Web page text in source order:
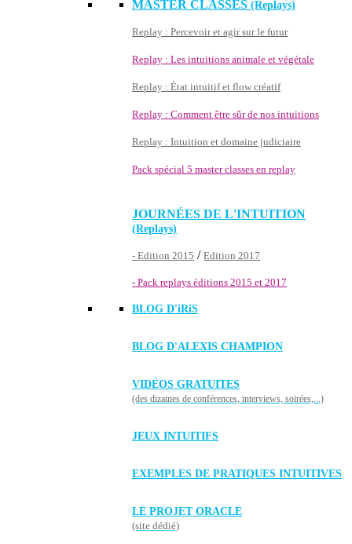
MASTER CLASSES (Replays)
Replay : Percevoir et agir sur le futur
Replay : Les intuitions animale et végétale
Replay : État intuitif et flow créatif
Replay : Comment être sûr de nos intuitions
Replay : Intuition et domaine judiciaire
Pack spécial 5 master classes en replay
JOURNÉES DE L'INTUITION
(Replays)
- Edition 2015 / Edition 2017
- Pack replays éditions 2015 et 2017
BLOG D'iRiS
BLOG D'ALEXIS CHAMPION
VIDÉOS GRATUITES
(des dizaines de conférences, interviews, soirées,...)
JEUX INTUITIFS
EXEMPLES DE PRATIQUES INTUITIVES
LE PROJET ORACLE
(site dédié)